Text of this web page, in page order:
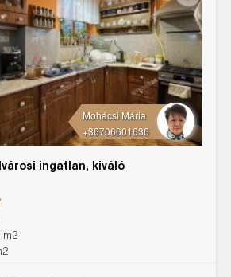
Mohácsi Mária
+36706601636
ingatlan, kiváló
m2